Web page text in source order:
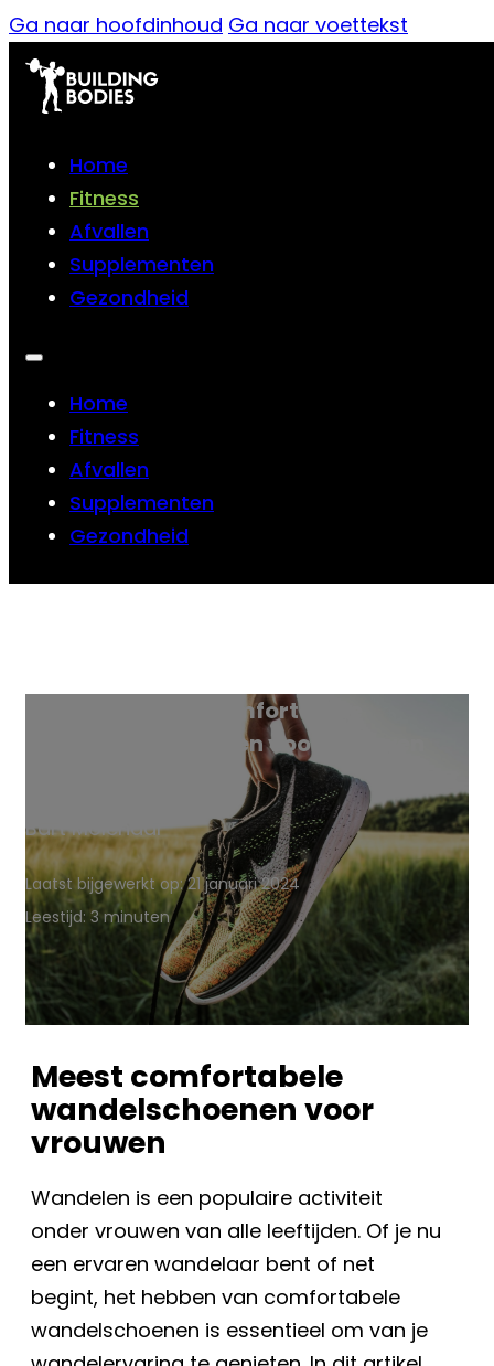
Ga naar hoofdinhoud Ga naar voettekst
Home
Fitness
Afvallen
Supplementen
Gezondheid
Home
Fitness
Afvallen
Supplementen
Gezondheid
Meest comfortabele
wandelschoenen voor vrouwen
Bart Molenaar
Laatst bijgewerkt op: 21 januari 2024
Leestijd: 3 minuten
Meest comfortabele
wandelschoenen voor
vrouwen
Wandelen is een populaire activiteit
onder vrouwen van alle leeftijden. Of je nu
een ervaren wandelaar bent of net
begint, het hebben van comfortabele
wandelschoenen is essentieel om van je